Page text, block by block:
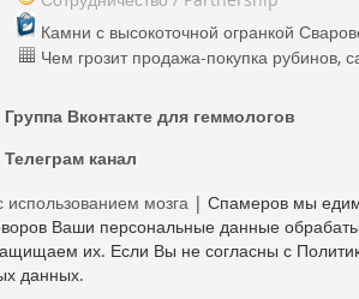
Камни с высокоточной огранкой
Чем грозит продажа-покупка рубинов,
Группа Вконтакте для геммологов
Телеграм канал
мозга | Спамеров мы
Ваши персональные данные
их. Если Вы не согласны с
данных.